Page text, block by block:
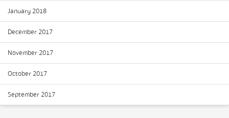
January 2018
December 2017
November 2017
October 2017
September 2017